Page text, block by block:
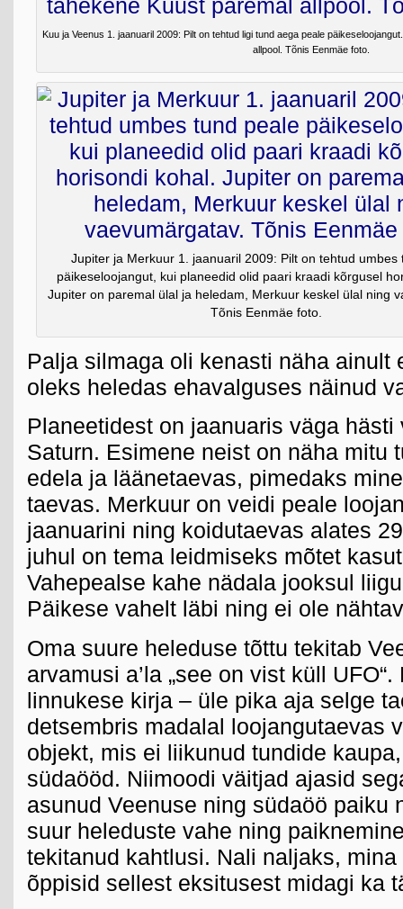
Kuu ja Veenus 1. jaanuaril 2009: Pilt on tehtud ligi tund aega peale
allpool. Tõnis Eenmäe foto.
Jupiter ja Merkuur 1. jaanuaril 2009: Pilt on tehtud umbes
päikeseloojangut, kui planeedid olid paari kraadi kõrgusel
Jupiter on paremal ülal ja heledam, Merkuur keskel ülal ning
Tõnis Eenmäe foto.
Palja silmaga oli kenasti näha ainult
oleks heledas ehavalguses näinud
Planeetidest on jaanuaris väga
Saturn. Esimene neist on näha mitu
edela ja läänetaevas, pimedaks
taevas. Merkuur on veidi peale
jaanuarini ning koidutaevas alates
juhul on tema leidmiseks mõtet
Vahepealse kahe nädala jooksul
Päikese vahelt läbi ning ei ole
Oma suure heleduse tõttu tekitab
arvamusi a’la „see on vist küll
linnukese kirja – üle pika aja selge
detsembris madalal loojangutaevas
objekt, mis ei liikunud tundide
südaööd. Niimoodi väitjad ajasid
asunud Veenuse ning südaöö paiku
suur heleduste vahe ning
tekitanud kahtlusi. Nali naljaks,
õppisid sellest eksitusest midagi ka